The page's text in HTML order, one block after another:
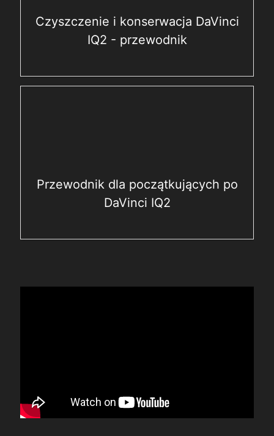
Czyszczenie i konserwacja DaVinci
IQ2 - przewodnik
Przewodnik dla początkujących po
DaVinci IQ2